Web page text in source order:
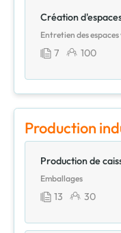
Création
Entretien des
7 100
Production
Production de
Emballages
13 30